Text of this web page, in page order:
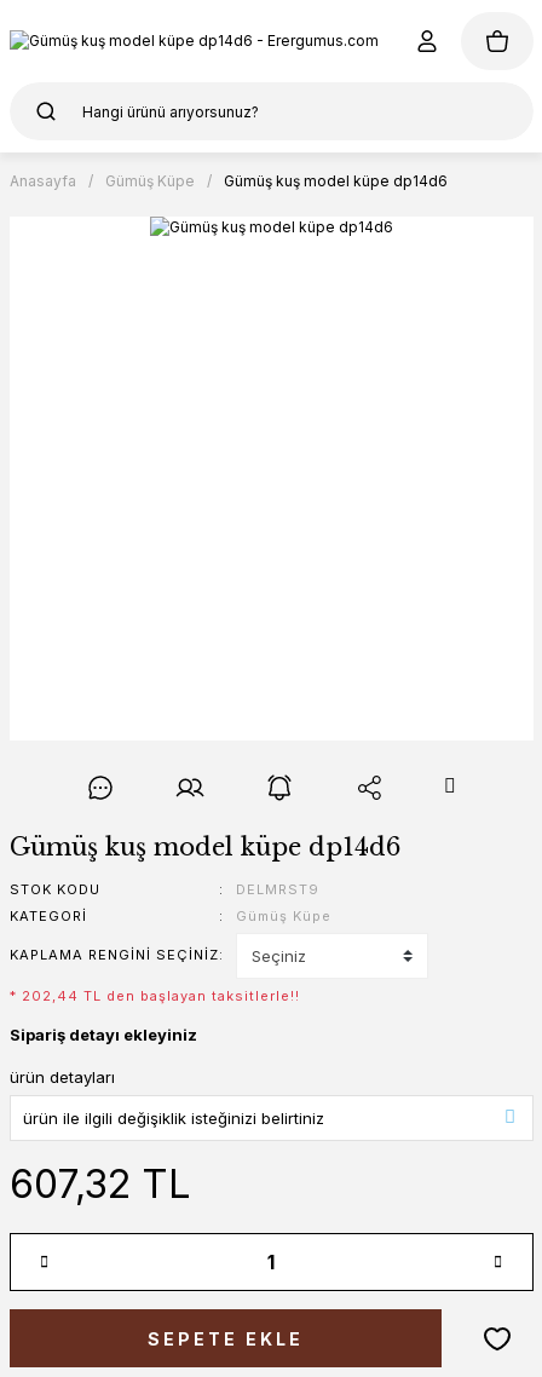
Anasayfa Gümüş Küpe Gümüş kuş model küpe dp14d6
Gümüş kuş model küpe dp14d6
STOK KODU
DELMRST9
KATEGORI
Gümüş Küpe
KAPLAMA RENGINI SEÇINIZ
* 202,44 TL den başlayan taksitlerle!!
Sipariş detayı ekleyiniz
ürün detayları
607,32 TL
SEPETE EKLE